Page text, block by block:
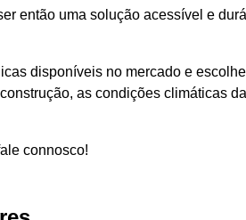
então uma solução acessível e
disponíveis no mercado e
as condições climáticas
connosco!